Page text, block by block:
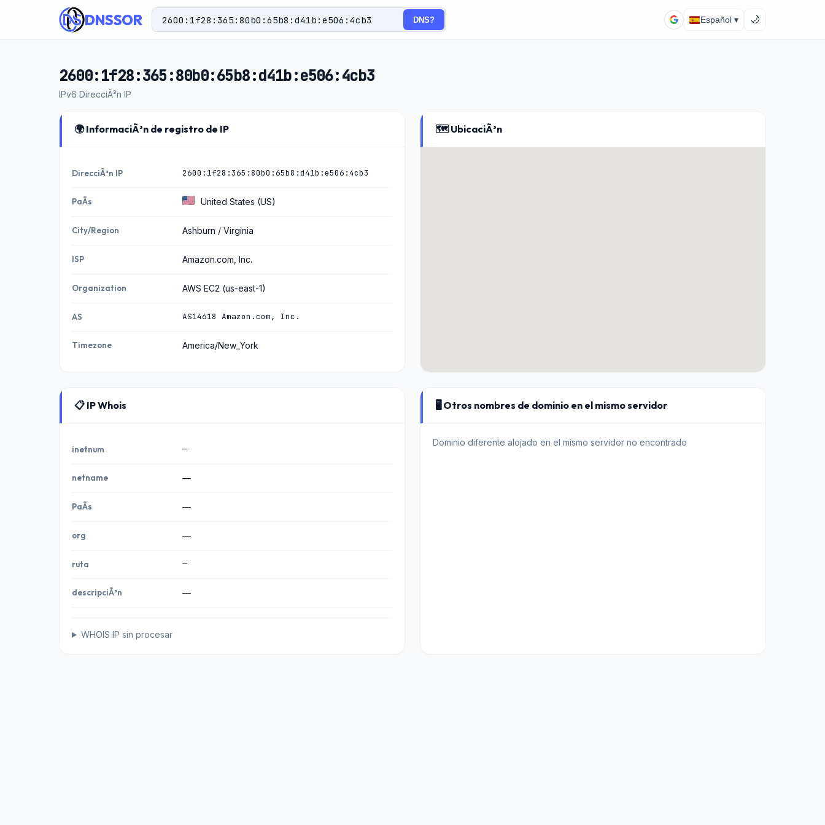
DNSSOR DNS? Español ▾ 🌙
2600:1f28:365:80b0:65b8:d41b:e506:4cb3
IPv6 DirecciÃ³n IP
🌍 InformaciÃ³n de registro de IP
DirecciÃ³n IP 2600:1f28:365:80b0:65b8:d41b:e506:4cb3
PaÃ­s United States (US)
City/Region Ashburn / Virginia
ISP Amazon.com, Inc.
Organization AWS EC2 (us-east-1)
AS AS14618 Amazon.com, Inc.
Timezone America/New_York
🗺️ UbicaciÃ³n
📋 IP Whois
inetnum —
netname —
PaÃ­s —
org —
ruta —
descripciÃ³n —
WHOIS IP sin procesar
🖥️ Otros nombres de dominio en el mismo servidor
Dominio diferente alojado en el mismo servidor no encontrado